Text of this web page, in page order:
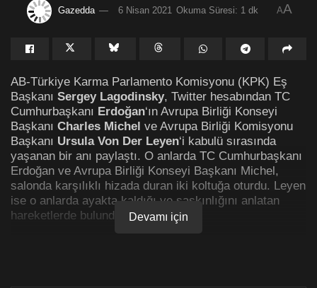
Gazedda 6 Nisan 2021 Okuma Süresi: 1 dk AA
AB-Türkiye Karma Parlamento Komisyonu (KPK) Eş
Başkanı Sergey Lagodinsky, Twitter hesabından TC
Cumhurbaşkanı Erdoğan‘ın Avrupa Birliği Konseyi
Başkanı Charles Michel ve Avrupa Birliği Komisyonu
Başkanı Ursula Von Der Leyen‘i kabulü sırasında
yaşanan bir anı paylaştı. O anlarda TC Cumhurbaşkanı
Erdoğan ve Avrupa Birliği Konseyi Başkanı Michel,
salonda karşılıklı hizada duran iki koltuğa oturdu. Leyen
ise o anlarda ayakta kaldığı ve şaşkınlığını anlatan
hareketlerde bulundu.
Devamı için